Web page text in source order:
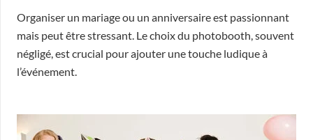
Organiser un mariage ou un anniversaire est passionnant
mais peut être stressant. Le choix du photobooth, souvent
négligé, est crucial pour ajouter une touche ludique à
l’événement.